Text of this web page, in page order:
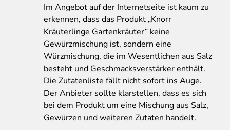
Im Angebot auf der Internetseite ist kaum zu
erkennen, dass das Produkt „Knorr
Kräuterlinge Gartenkräuter“ keine
Gewürzmischung ist, sondern eine
Würzmischung, die im Wesentlichen aus Salz
besteht und Geschmacksverstärker enthält.
Die Zutatenliste fällt nicht sofort ins Auge.
Der Anbieter sollte klarstellen, dass es sich
bei dem Produkt um eine Mischung aus Salz,
Gewürzen und weiteren Zutaten handelt.